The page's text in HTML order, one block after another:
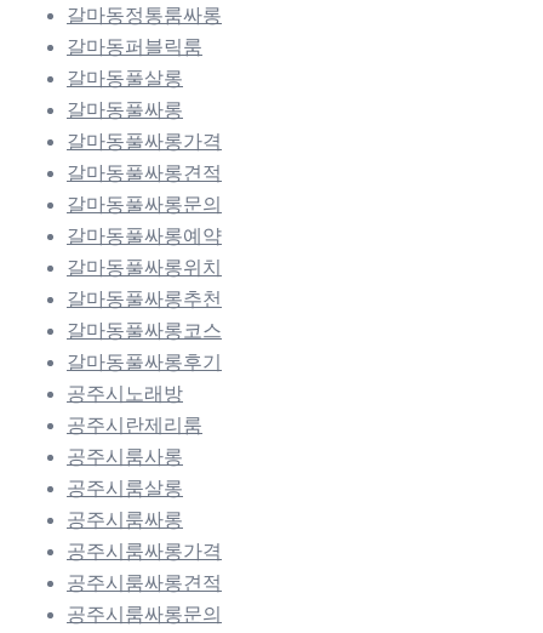
갈마동정통룸싸롱
갈마동퍼블릭룸
갈마동풀살롱
갈마동풀싸롱
갈마동풀싸롱가격
갈마동풀싸롱견적
갈마동풀싸롱문의
갈마동풀싸롱예약
갈마동풀싸롱위치
갈마동풀싸롱추천
갈마동풀싸롱코스
갈마동풀싸롱후기
공주시노래방
공주시란제리룸
공주시룸사롱
공주시룸살롱
공주시룸싸롱
공주시룸싸롱가격
공주시룸싸롱견적
공주시룸싸롱문의